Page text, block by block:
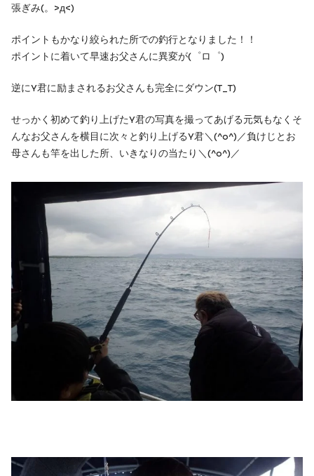
張ぎみ(。>д<)
ポイントもかなり絞られた所での釣行となりました！！
ポイントに着いて早速お父さんに異変が(゜ロ゜)
逆にY君に励まされるお父さんも完全にダウン(T_T)
せっかく初めて釣り上げたY君の写真を撮ってあげる元気もなくそ
んなお父さんを横目に次々と釣り上げるY君＼(^o^)／負けじとお
母さんも竿を出した所、いきなりの当たり＼(^o^)／